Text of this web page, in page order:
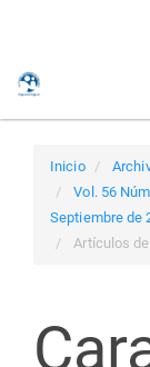
Inicio
Vol. 56
Septiembre de
Artículos